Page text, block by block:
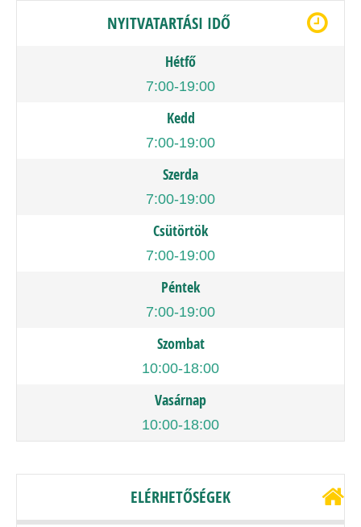
NYITVATARTÁSI IDŐ
Hétfő
7:00-19:00
Kedd
7:00-19:00
Szerda
7:00-19:00
Csütörtök
7:00-19:00
Péntek
7:00-19:00
Szombat
10:00-18:00
Vasárnap
10:00-18:00
ELÉRHETŐSÉGEK